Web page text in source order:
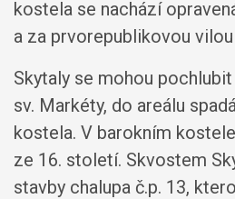
kostela se nachází
a za prvorepublikovou
Skytaly se mohou
sv. Markéty, do areálu
kostela. V barokním
ze 16. století. Skvostem
stavby chalupa č.p. 13,